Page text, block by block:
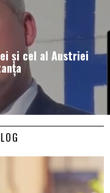
și cel al Austriei